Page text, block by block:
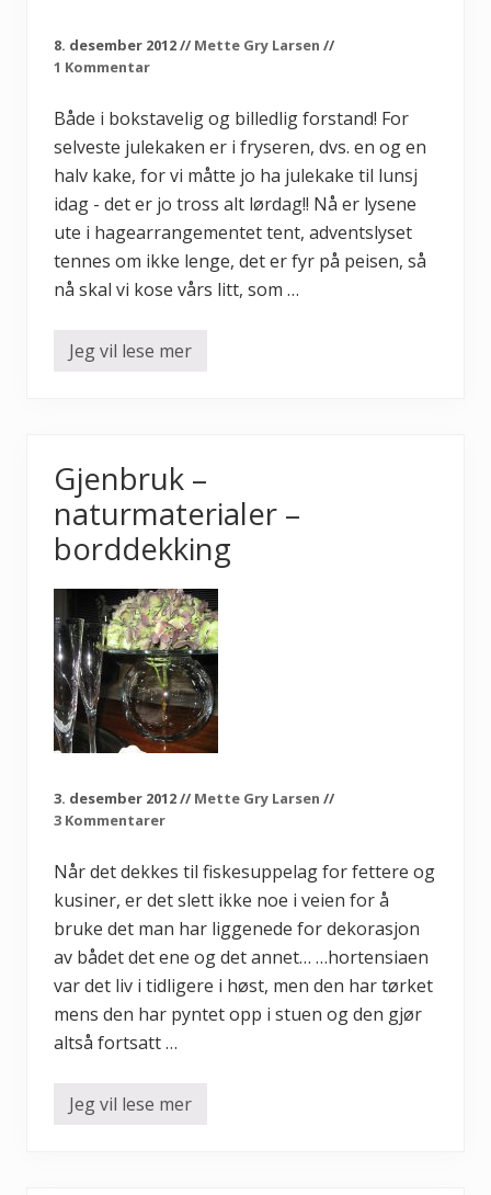
n
n
i
t
u
e
m
e
n
s
v
i
v
e
8. desember 2012// Mette Gry Larsen //
1 Kommentar
Både i bokstavelig og billedlig forstand! For
selveste julekaken er i fryseren, dvs. en og en
halv kake, for vi måtte jo ha julekake til lunsj
idag - det er jo tross alt lørdag!! Nå er lysene
ute i hagearrangementet tent, adventslyset
tennes om ikke lenge, det er fyr på peisen, så
nå skal vi kose vårs litt, som …
A
t
i
d
–
k
a
k
e
r
i
b
o
k
s
!
!
Jeg vil lese mer
Gjenbruk –
naturmaterialer –
borddekking
3. desember 2012// Mette Gry Larsen //
3 Kommentarer
Når det dekkes til fiskesuppelag for fettere og
kusiner, er det slett ikke noe i veien for å
bruke det man har liggenede for dekorasjon
av bådet det ene og det annet… …hortensiaen
var det liv i tidligere i høst, men den har tørket
mens den har pyntet opp i stuen og den gjør
altså fortsatt …
G
Jeg vil lese mer